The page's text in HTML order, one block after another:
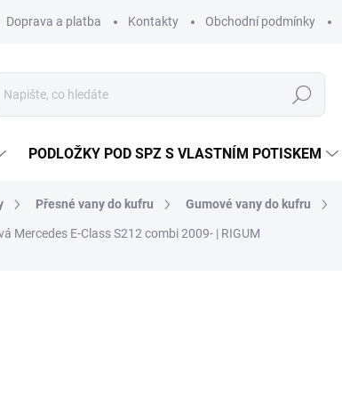
Doprava a platba Kontakty Obchodní podmínky
Hledat
PODLOŽKY POD SPZ S VLASTNÍM POTISKEM
Přesné vany do kufru Gumové vany do kufru
Mercedes E-Class S212 combi 2009- | RIGUM